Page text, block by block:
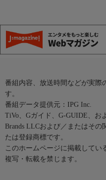
番組内容、放送時間などが実際
す。
番組データ提供元：IPG Inc.
TiVo、Gガイド、G-GUIDE、お
Brands LLCおよび／またはその
たは登録商標です。
このホームページに掲載して
複写・転載を禁じます。